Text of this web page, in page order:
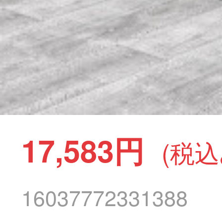
17,583円 (税
16037772331388